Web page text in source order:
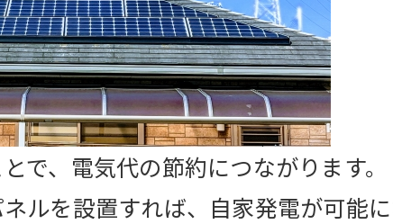
で、電気代の節約につながります。
ルを設置すれば、自家発電が可能